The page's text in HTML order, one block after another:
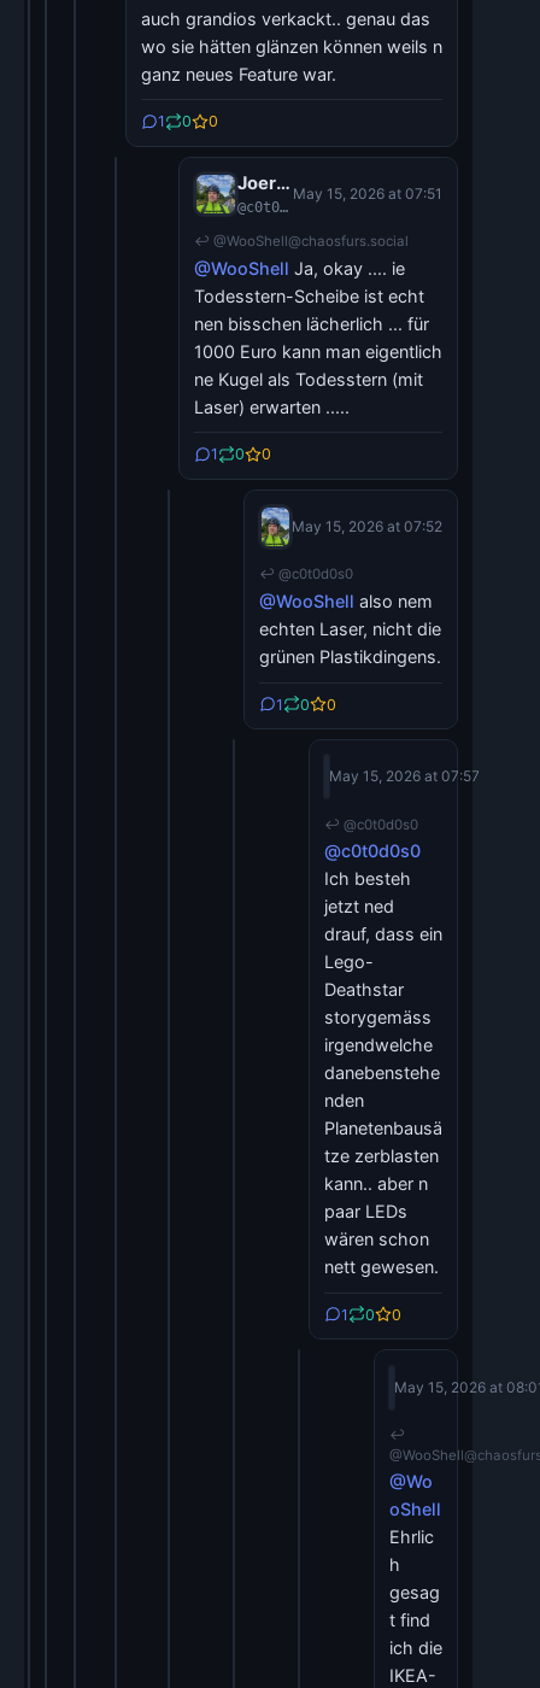
auch grandios verkackt.. genau das
wo sie hätten glänzen können weils n
ganz neues Feature war.
1 0 0
Joerg Moellenkamp
@c0t0d0s0
May 15, 2026 at 07:51
↩ @WooShell@chaosfurs.social
@WooShell Ja, okay .... ie
Todesstern-Scheibe ist echt
nen bisschen lächerlich ... für
1000 Euro kann man eigentlich
ne Kugel als Todesstern (mit
Laser) erwarten .....
1 0 0
Joerg Moellenkamp
@c0t0d0s0
May 15, 2026 at 07:52
↩ @c0t0d0s0
@WooShell also nem
echten Laser, nicht die
grünen Plastikdingens.
1 0 0
WooShell
May 15, 2026 at 07:57
↩ @c0t0d0s0
@c0t0d0s0
Ich besteh
jetzt ned
drauf, dass ein
Lego-
Deathstar
storygemäss
irgendwelche
danebenstehe
nden
Planetenbausä
tze zerblasten
kann.. aber n
paar LEDs
wären schon
nett gewesen.
1 0 0
@c0t0d0s0
May 15, 2026 at
↩
@Wo
oShell
Ehrlic
h
gesag
t find
ich die
IKEA-